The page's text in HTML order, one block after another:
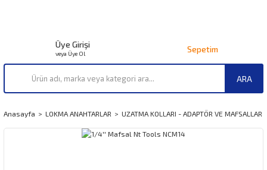
ARA
Üye Girişi
veya Üye Ol Sepetim
Anasayfa LOKMA ANAHTARLAR UZATMA KOLLARI - ADAPTÖR VE MAFSALLAR